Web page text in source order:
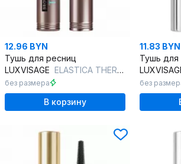
12.96 BYN
Тушь для ресниц
LUXVISAGE ELASTICA THERMO TUBING BROWN
без размера
В корзину
11.83 BYN
Тушь для
без